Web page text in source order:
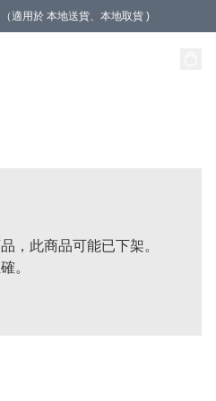
適用於 本地送貨、本地取貨 )
，此商品可能已下架。
。